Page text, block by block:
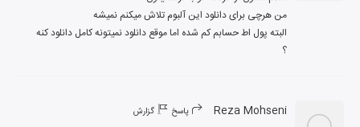
؟
Reza Mohseni پاسخ گزارش